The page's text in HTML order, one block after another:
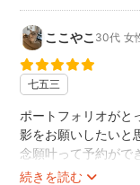
❇︎❇︎❇︎ご料金につ
＊＊＊撮影について
多くの撮影経験や良
影できる訳ではな
たいと思える心に
ます。
どの様な撮影でも、
ここやこ 30代 女
七五三
続きを読む
ポートフォリオがと
影をお願いしたいと
念願叶って予約がで
方で、人見知りの娘